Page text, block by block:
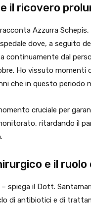
il ricovero
Azzurra
dove, a seguito
continuamente dal
Ho vissuto momenti
che in questo periodo
cruciale per
ritardando il
e il ruolo
– spiega il Dott.
di antibiotici e di